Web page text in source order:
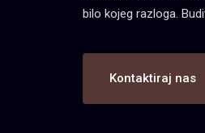
bilo kojeg razloga.
Kontaktiraj nas